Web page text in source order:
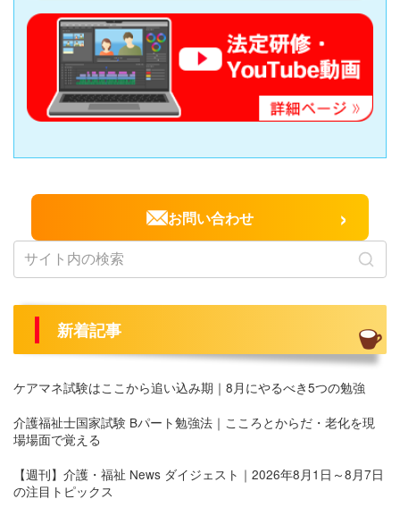
お問い合わせ ›
新着記事
ケアマネ試験はここから追い込み期｜8月にやるべき5つの勉強
介護福祉士国家試験 Bパート勉強法｜こころとからだ・老化を現
場場面で覚える
【週刊】介護・福祉 News ダイジェスト｜2026年8月1日～8月7日
の注目トピックス